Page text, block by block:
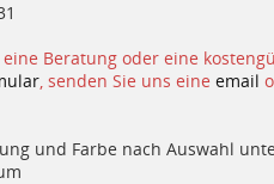
Beratung oder eine
, senden Sie uns eine email
und Farbe nach Auswahl